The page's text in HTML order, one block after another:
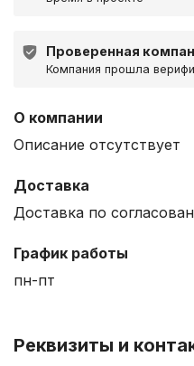
Проверенная
Компания прошла
О компании
Описание отсутствует
Доставка
Доставка по
График работы
пн-пт
Реквизиты и